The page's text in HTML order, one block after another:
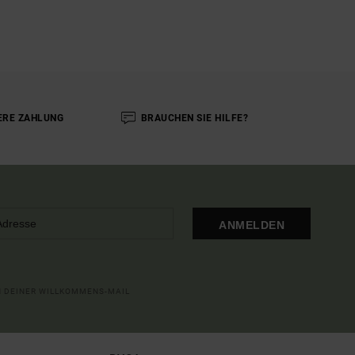
ZAHLUNG BRAUCHEN SIE HILFE?
ANMELDEN